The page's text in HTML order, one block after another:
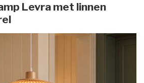
Levra met linnen